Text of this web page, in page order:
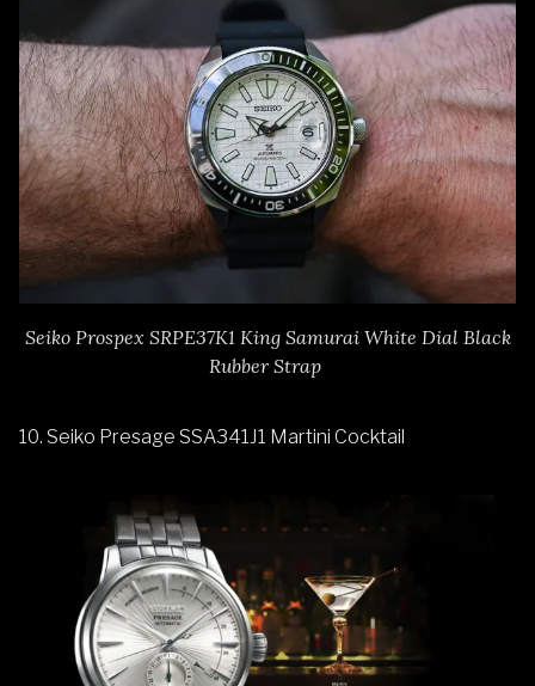
Seiko Prospex SRPE37K1 King Samurai White Dial Black
Rubber Strap
10. Seiko Presage SSA341J1 Martini Cocktail